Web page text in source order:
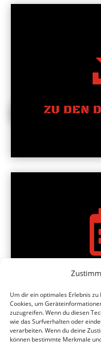
Um dir ein optimales Erlebnis
Cookies, um
zuzugreifen. Wenn du diesen
wie das Surfverhalten oder
verarbeiten. Wenn du deine
können bestimmte Merkmale
ZU DEN
MIRO-